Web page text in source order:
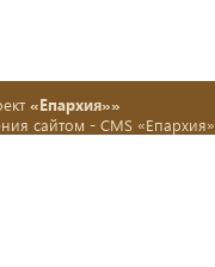
«Епархия»»
сайтом - CMS «Епархия»